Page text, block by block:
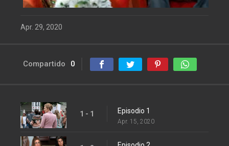
Apr. 29, 2020
Compartido 0
1 - 1 Episodio 1
Apr. 15, 2020